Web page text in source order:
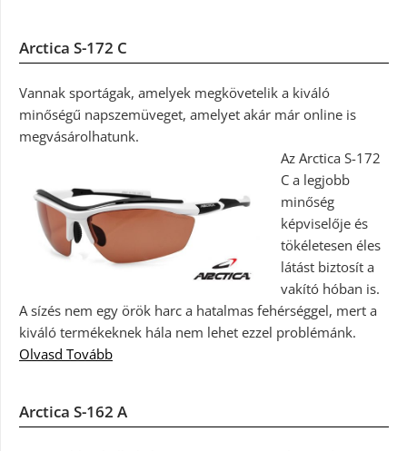
Arctica S-172 C
Vannak sportágak, amelyek megkövetelik a kiváló
minőségű napszemüveget, amelyet akár már online is
megvásárolhatunk.
Az Arctica S-172
C a legjobb
minőség
képviselője és
tökéletesen éles
látást biztosít a
vakító hóban is.
A sízés nem egy örök harc a hatalmas fehérséggel, mert a
kiváló termékeknek hála nem lehet ezzel problémánk.
Olvasd Tovább
Arctica S-162 A